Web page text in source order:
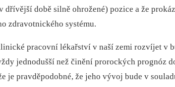
dřívější době silně ohrožené) pozice a že
zdravotnického systému.
pracovní lékařství v naší zemi rozvíjet v
jednodušší než činění prorockých prognóz
je pravděpodobné, že jeho vývoj bude v